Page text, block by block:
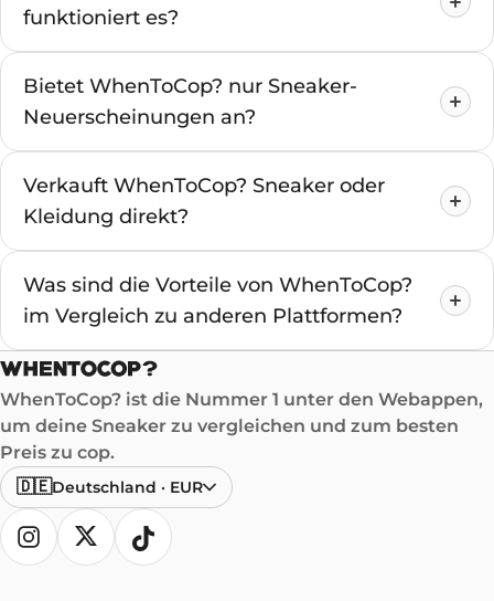
funktioniert es?
Bietet WhenToCop? nur Sneaker-
Neuerscheinungen an?
Verkauft WhenToCop? Sneaker oder
Kleidung direkt?
Was sind die Vorteile von WhenToCop?
im Vergleich zu anderen Plattformen?
WhenToCop? ist die Nummer 1 unter den Webappen,
um deine Sneaker zu vergleichen und zum besten
Preis zu cop.
🇩🇪Deutschland · EUR